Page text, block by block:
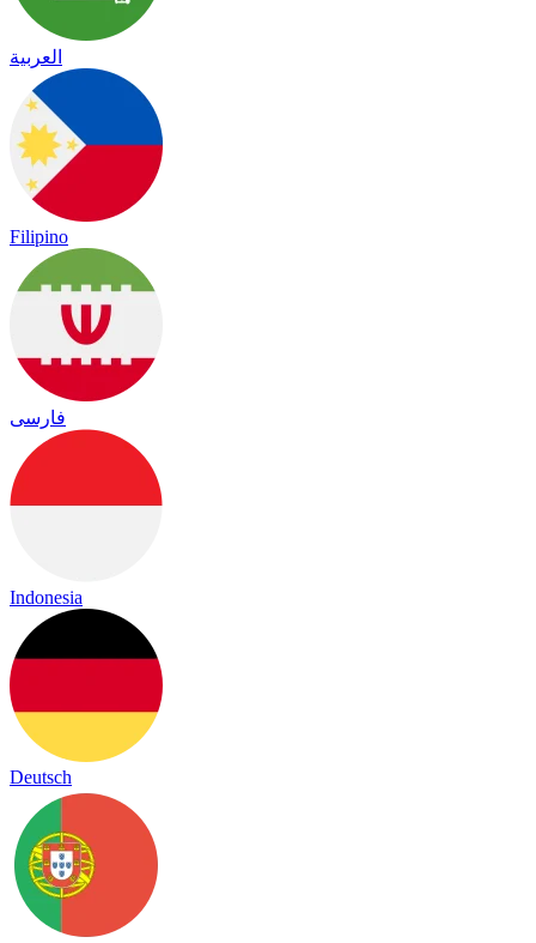
العربية
Filipino
فارسی
Indonesia
Deutsch